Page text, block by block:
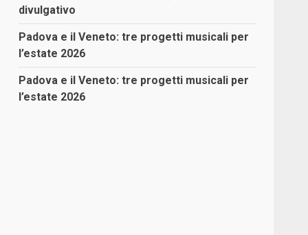
divulgativo
Padova e il Veneto: tre progetti musicali per
l’estate 2026
Padova e il Veneto: tre progetti musicali per
l’estate 2026